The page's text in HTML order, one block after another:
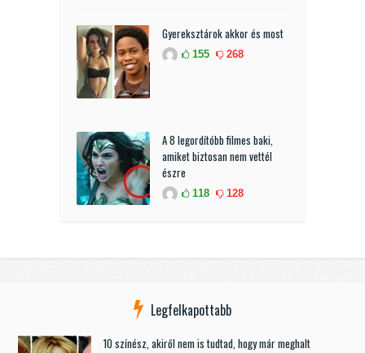
Gyereksztárok akkor és most
155 268
A 8 legordítóbb filmes baki,
amiket biztosan nem vettél
észre
118 128
Legfelkapottabb
10 színész, akiről nem is tudtad, hogy már meghalt